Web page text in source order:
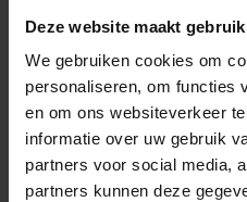
Deze website maakt
We gebruiken cookies om
personaliseren, om functies
en om ons websiteverkeer
informatie over uw gebruik
partners voor social media,
partners kunnen deze
Message*